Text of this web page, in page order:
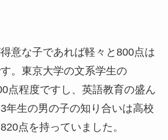
意な子であれば軽々と800点は
。東京大学の文系学生の
点程度ですし、英語教育の盛ん
年生の男の子の知り合いは高校
点を持っていました。